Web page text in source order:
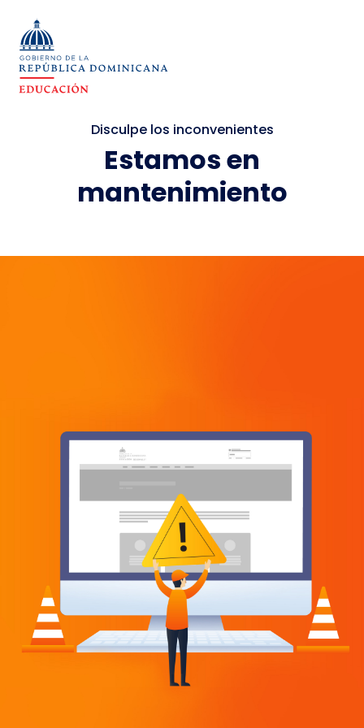
Disculpe los inconvenientes
Estamos en
mantenimiento